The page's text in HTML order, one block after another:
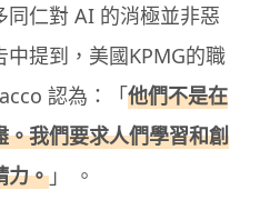
仁對 AI 的消極並非惡
提到，美國KPMG的職
認為：「他們不是在
我們要求人們學習和創
力。 」 。